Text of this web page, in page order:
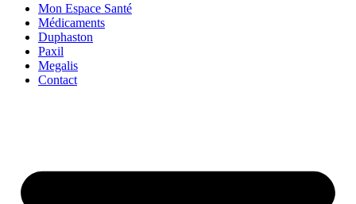
Mon Espace Santé
Médicaments
Duphaston
Paxil
Megalis
Contact